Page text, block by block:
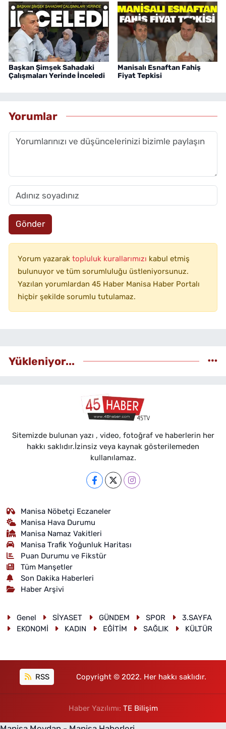
Başkan Şimşek Sahadaki
Çalışmaları Yerinde İnceledi
Manisalı Esnaftan Fahiş
Fiyat Tepkisi
Yorumlar
Gönder
Yorum yazarak topluluk kurallarımızı kabul etmiş
bulunuyor ve tüm sorumluluğu üstleniyorsunuz.
Yazılan yorumlardan 45 Haber Manisa Haber Portalı
hiçbir şekilde sorumlu tutulamaz.
Yükleniyor...
Sitemizde bulunan yazı , video, fotoğraf ve haberlerin her
hakkı saklıdır.İzinsiz veya kaynak gösterilemeden
kullanılamaz.
Manisa Nöbetçi Eczaneler
Manisa Hava Durumu
Manisa Namaz Vakitleri
Manisa Trafik Yoğunluk Haritası
Puan Durumu ve Fikstür
Tüm Manşetler
Son Dakika Haberleri
Haber Arşivi
Genel SİYASET GÜNDEM SPOR
3.SAYFA
EKONOMİ
KADIN EĞİTİM SAĞLIK KÜLTÜR
RSS Copyright © 2022. Her hakkı saklıdır.
Haber Yazılımı: TE Bilişim